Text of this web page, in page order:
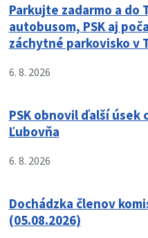
Parkujte zadarmo a do
autobusom, PSK aj
záchytné parkovisko v
6. 8. 2026
PSK obnovil ďalší úsek
Ľubovňa
6. 8. 2026
Dochádzka členov
(05.08.2026)